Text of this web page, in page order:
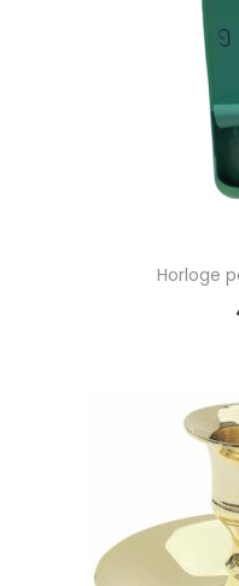
Horloge